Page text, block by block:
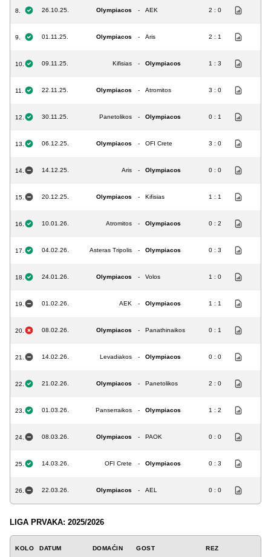
8. 26.10.25. Olympiacos - AEK 2 : 0
9. 01.11.25. Olympiacos - Aris 2 : 1
10. 09.11.25. Kifisias - Olympiacos 1 : 3
11. 22.11.25. Olympiacos - Atromitos 3 : 0
12. 30.11.25. Panetolikos - Olympiacos 0 : 1
13. 06.12.25. Olympiacos - OFI Crete 3 : 0
14. 14.12.25. Aris - Olympiacos 0 : 0
15. 20.12.25. Olympiacos - Kifisias 1 : 1
16. 10.01.26. Atromitos - Olympiacos 0 : 2
17. 04.02.26. Asteras Tripolis - Olympiacos 0 : 3
18. 24.01.26. Olympiacos - Volos 1 : 0
19. 01.02.26. AEK - Olympiacos 1 : 1
20. 08.02.26. Olympiacos - Panathinaikos 0 : 1
21. 14.02.26. Levadiakos - Olympiacos 0 : 0
22. 21.02.26. Olympiacos - Panetolikos 2 : 0
23. 01.03.26. Panserraikos - Olympiacos 1 : 2
24. 08.03.26. Olympiacos - PAOK 0 : 0
25. 14.03.26. OFI Crete - Olympiacos 0 : 3
26. 22.03.26. Olympiacos - AEL 0 : 0
LIGA PRVAKA: 2025/2026
KOLO DATUM DOMAĆIN GOST REZ